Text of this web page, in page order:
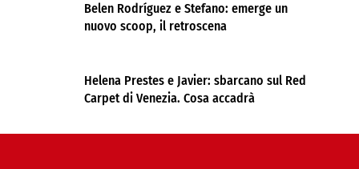
Belen Rodríguez e Stefano: emerge un
nuovo scoop, il retroscena
Helena Prestes e Javier: sbarcano sul Red
Carpet di Venezia. Cosa accadrà